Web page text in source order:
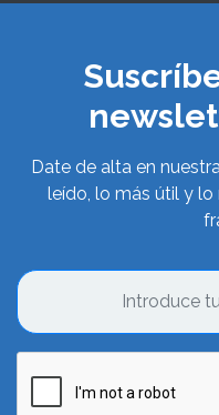
Date de alta en
leído, lo más útil y